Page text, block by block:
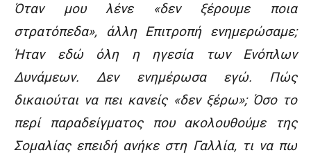
Όταν μου λένε «δεν ξέρουμε ποια
στρατόπεδα», άλλη Επιτροπή ενημερώσαμε;
Ήταν εδώ όλη η ηγεσία των Ενόπλων
Δυνάμεων. Δεν ενημέρωσα εγώ. Πώς
δικαιούται να πει κανείς «δεν ξέρω»; Όσο το
περί παραδείγματος που ακολουθούμε της
Σομαλίας επειδή ανήκε στη Γαλλία, τι να πω